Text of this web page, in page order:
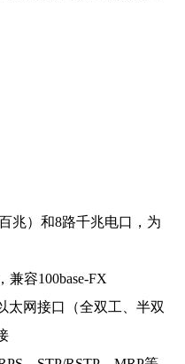
兆）和8路千兆电口，为
兼容100base-FX
太网接口（全双工、半双